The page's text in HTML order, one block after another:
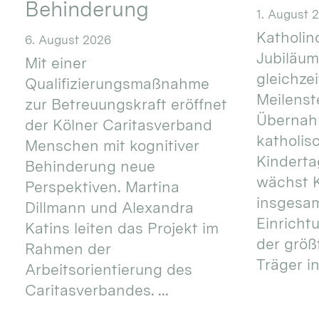
Behinderung
6. August 2026
Mit einer
Qualifizierungsmaßnahme
zur Betreuungskraft eröffnet
der Kölner Caritasverband
Menschen mit kognitiver
Behinderung neue
Perspektiven. Martina
Dillmann und Alexandra
Katins leiten das Projekt im
Rahmen der
Arbeitsorientierung des
Caritasverbandes. ...
1. August
wächst
der
Träger